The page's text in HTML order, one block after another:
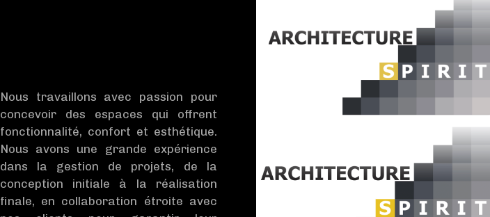
Nous travaillons avec passion pour
concevoir des espaces qui offrent
fonctionnalité, confort et esthétique.
Nous avons une grande expérience
dans la gestion de projets, de la
conception initiale à la réalisation
finale, en collaboration étroite avec